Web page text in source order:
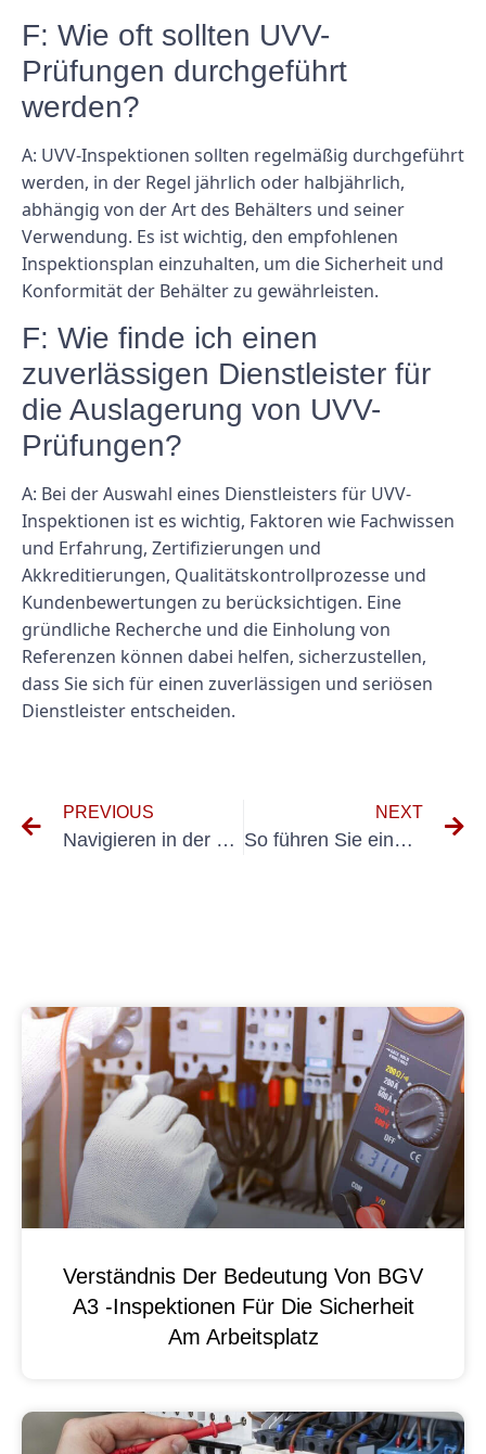
F: Wie oft sollten UVV-
Prüfungen durchgeführt
werden?
A: UVV-Inspektionen sollten regelmäßig durchgeführt
werden, in der Regel jährlich oder halbjährlich,
abhängig von der Art des Behälters und seiner
Verwendung. Es ist wichtig, den empfohlenen
Inspektionsplan einzuhalten, um die Sicherheit und
Konformität der Behälter zu gewährleisten.
F: Wie finde ich einen
zuverlässigen Dienstleister für
die Auslagerung von UVV-
Prüfungen?
A: Bei der Auswahl eines Dienstleisters für UVV-
Inspektionen ist es wichtig, Faktoren wie Fachwissen
und Erfahrung, Zertifizierungen und
Akkreditierungen, Qualitätskontrollprozesse und
Kundenbewertungen zu berücksichtigen. Eine
gründliche Recherche und die Einholung von
Referenzen können dabei helfen, sicherzustellen,
dass Sie sich für einen zuverlässigen und seriösen
Dienstleister entscheiden.
PREVIOUS
Navigieren in der Komplexität der DIN VDE 702: Tipps für eine erfolgreiche Umsetzung
NEXT
So führen Sie einen gründlichen Inspektions- und Testprozess durch, um die Einhaltung der DIN VDE 0100 Teil 600 sicherzustellen
Verständnis Der Bedeutung Von BGV
A3 -Inspektionen Für Die Sicherheit
Am Arbeitsplatz